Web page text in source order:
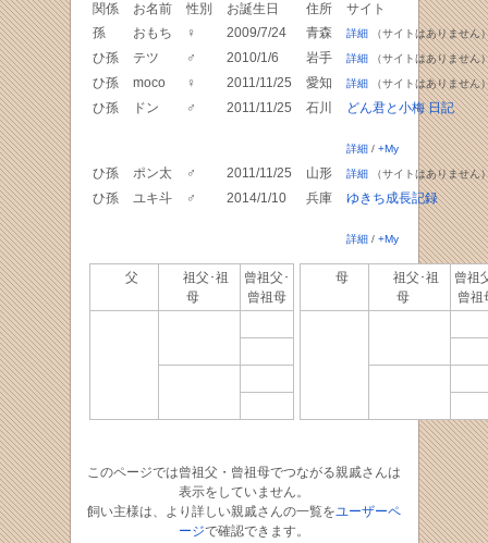
関係 お名前 性別 お誕生日 住所
サイト
孫
おもち ♀ 2009/7/24 青森 詳細（サイトはありません
ひ孫 テツ ♂ 2010/1/6 岩手 詳細（サイトはありません
ひ孫 moco ♀ 2011/11/25 愛知 詳細（サイトはありません
ひ孫 ドン ♂ 2011/11/25 石川 どん君と小梅 日記
詳細/ +My
ひ孫 ポン太 ♂ 2011/11/25 山形 詳細（サイトはありません
ひ孫 ユキ斗 ♂ 2014/1/10 兵庫 ゆきち成長記録
詳細/ +My
父
祖父･祖
母
曾祖父･
曾祖母
母
祖父･祖
母
曾祖
曾祖
このページでは曾祖父・曾祖母でつながる親戚さんは
表示をしていません。
飼い主様は、より詳しい親戚さんの一覧をユーザーペ
ージで確認できます。